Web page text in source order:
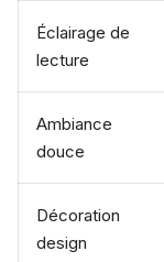
Éclairage de
lecture
Ambiance
douce
Décoration
design